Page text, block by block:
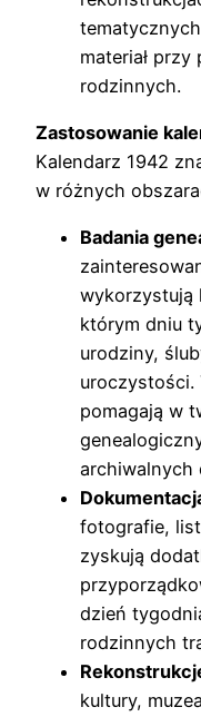
materiał
rodzinnych.
Zastosowanie
Kalendarz 1942
w różnych
Badania
wykorzystują
którym dniu
urodziny,
uroczystości.
pomagają w
archiwalnych
fotografie,
zyskują
dzień
rodzinnych
kultury,